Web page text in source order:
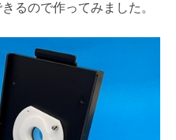
るので作ってみました。